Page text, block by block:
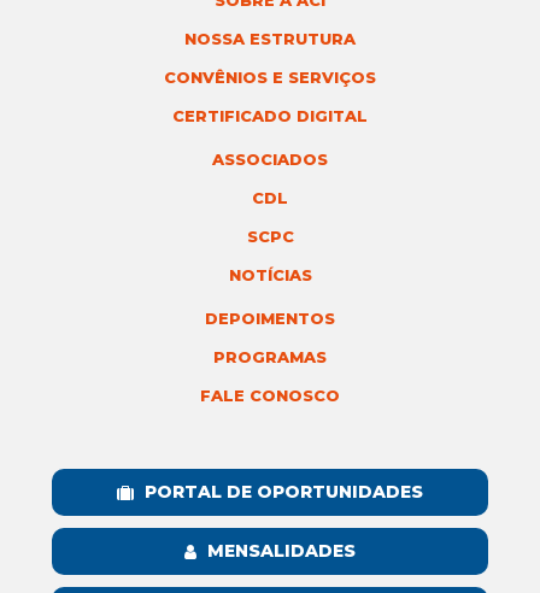
NOSSA ESTRUTURA
CONVÊNIOS E SERVIÇOS
CERTIFICADO DIGITAL
ASSOCIADOS
CDL
SCPC
NOTÍCIAS
DEPOIMENTOS
PROGRAMAS
FALE CONOSCO
PORTAL DE OPORTUNIDADES
MENSALIDADES